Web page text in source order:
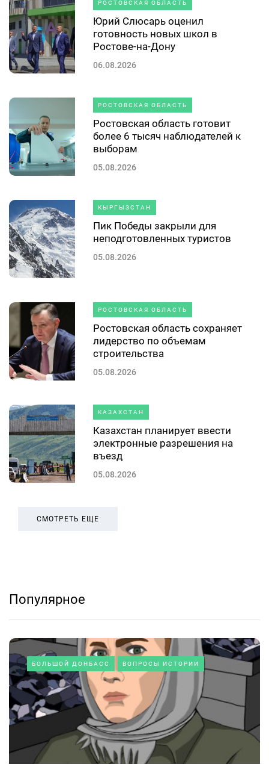
РОСТОВСКАЯ ОБЛАСТЬ
Юрий Слюсарь оценил
готовность новых школ в
Ростове-на-Дону
06.08.2026
РОСТОВСКАЯ ОБЛАСТЬ
Ростовская область готовит
более 6 тысяч наблюдателей к
выборам
05.08.2026
КЫРГЫЗСТАН
Пик Победы закрыли для
неподготовленных туристов
05.08.2026
РОСТОВСКАЯ ОБЛАСТЬ
Ростовская область сохраняет
лидерство по объемам
строительства
05.08.2026
КАЗАХСТАН
Казахстан планирует ввести
электронные разрешения на
въезд
05.08.2026
СМОТРЕТЬ ЕЩЕ
Популярное
БОЛЬШОЙ ДОНБАСС ВОПРОСЫ ИСТОРИИ